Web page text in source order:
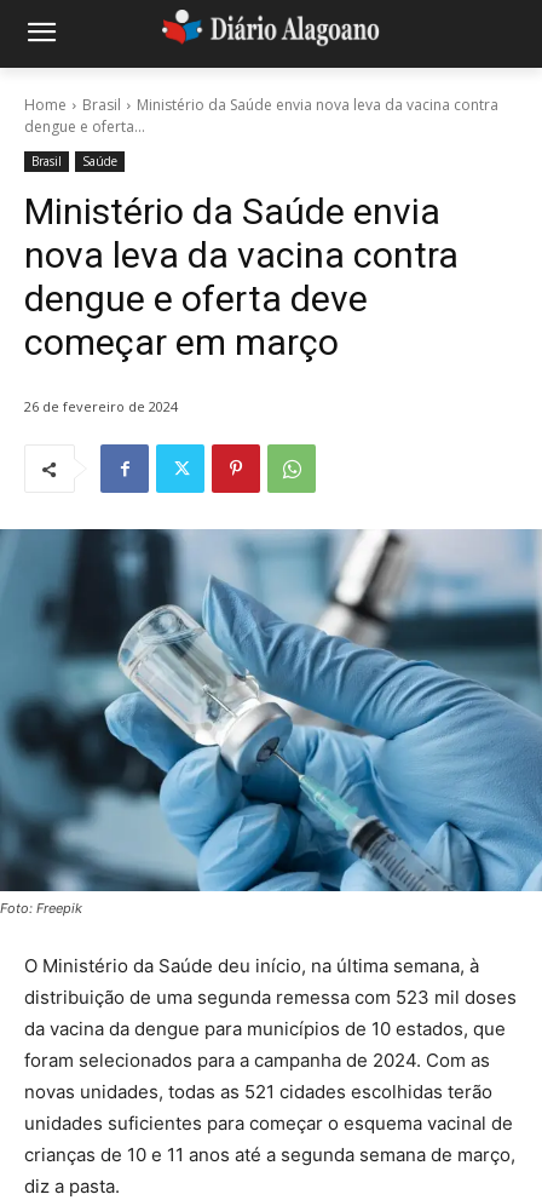
Home Brasil
Ministério da Saúde envia nova leva da vacina contra
dengue e oferta...
Brasil Saúde
Ministério da Saúde envia
nova leva da vacina contra
dengue e oferta deve
começar em março
26 de fevereiro de 2024
Foto: Freepik
O Ministério da Saúde deu início, na última semana, à
distribuição de uma segunda remessa com 523 mil doses
da vacina da dengue para municípios de 10 estados, que
foram selecionados para a campanha de 2024. Com as
novas unidades, todas as 521 cidades escolhidas terão
unidades suficientes para começar o esquema vacinal de
crianças de 10 e 11 anos até a segunda semana de março,
diz a pasta.